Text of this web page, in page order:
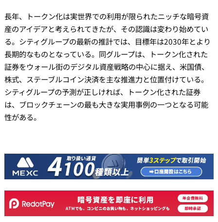
長年、トークン化は実世界での利用が限られたニッチな暗号資
産のアイデアと考えられてきたが、その認識は変わり始めてい
る。シティグループの最新の推計では、目標年は2030年とより
長期的なものとなっている。同グループは、トークン化された
証券をウォール街のデジタル資産戦略の中心に据え、米国債、
株式、ステーブルコイン決済を主な推進力と位置付けている。
シティグループの予測が正しければ、トークン化された証券
は、ブロックチェーンの最も大きな実用事例の一つとなる可能
性がある。